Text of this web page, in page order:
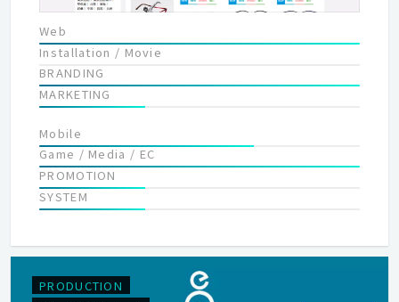
Web
Installation / Movie
BRANDING
MARKETING
Mobile
Game / Media / EC
PROMOTION
SYSTEM
PRODUCTION